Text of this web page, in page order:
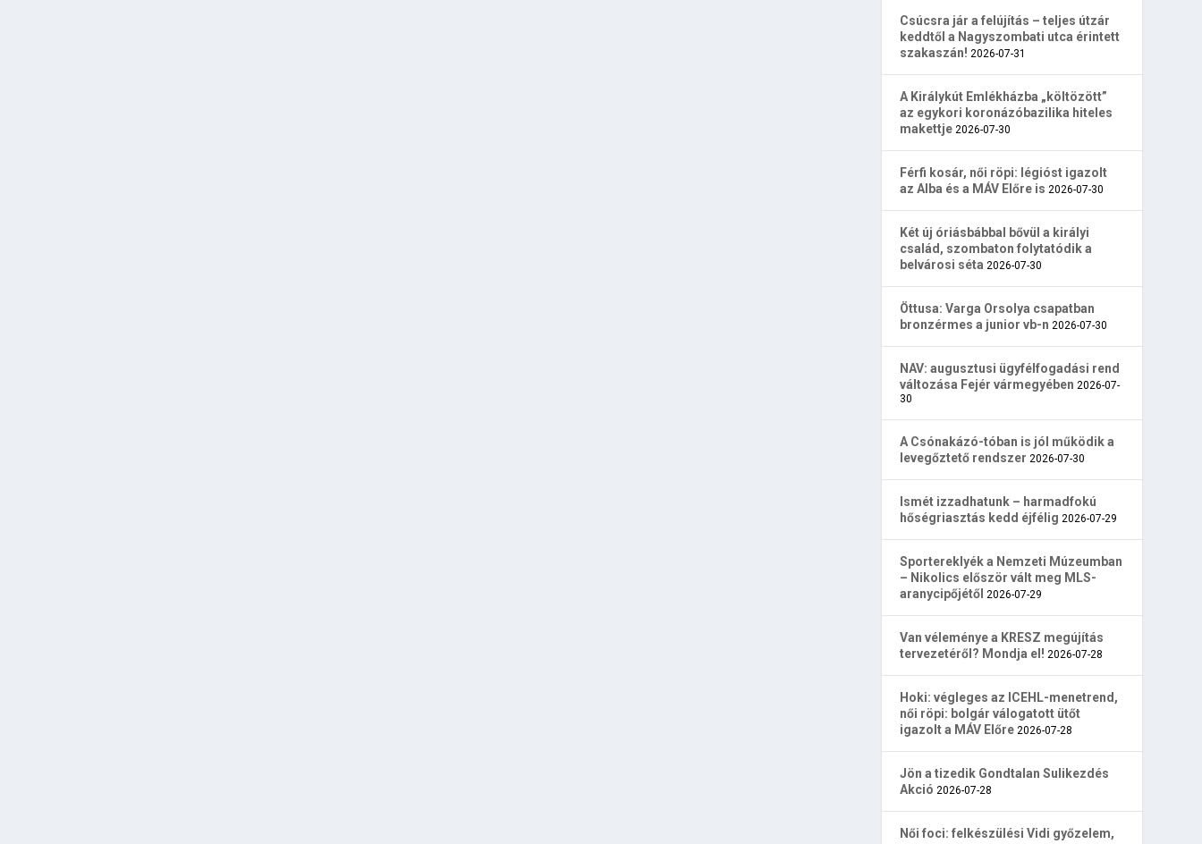
Csúcsra jár a felújítás – teljes útzár
keddtől a Nagyszombati utca érintett
szakaszán! 2026-07-31
A Királykút Emlékházba „költözött”
az egykori koronázóbazilika hiteles
makettje 2026-07-30
Férfi kosár, női röpi: légióst igazolt
az Alba és a MÁV Előre is 2026-07-30
Két új óriásbábbal bővül a királyi
család, szombaton folytatódik a
belvárosi séta 2026-07-30
Öttusa: Varga Orsolya csapatban
bronzérmes a junior vb-n 2026-07-30
NAV: augusztusi ügyfélfogadási rend
változása Fejér vármegyében 2026-07-
30
A Csónakázó-tóban is jól működik a
levegőztető rendszer 2026-07-30
Ismét izzadhatunk – harmadfokú
hőségriasztás kedd éjfélig 2026-07-29
Sportereklyék a Nemzeti Múzeumban
– Nikolics először vált meg MLS-
aranycipőjétől 2026-07-29
Van véleménye a KRESZ megújítás
tervezetéről? Mondja el! 2026-07-28
Hoki: végleges az ICEHL-menetrend,
női röpi: bolgár válogatott ütőt
igazolt a MÁV Előre 2026-07-28
Jön a tizedik Gondtalan Sulikezdés
Akció 2026-07-28
Női foci: felkészülési Vidi győzelem,